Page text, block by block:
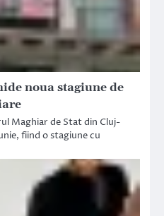
noua stagiune de
Maghiar de Stat din Cluj-
fiind o stagiune cu